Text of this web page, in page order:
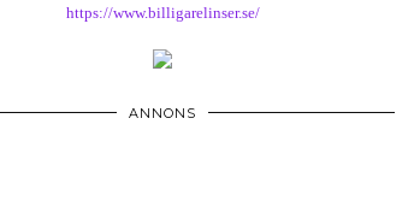
https://www.billigarelinser.se/
ANNONS